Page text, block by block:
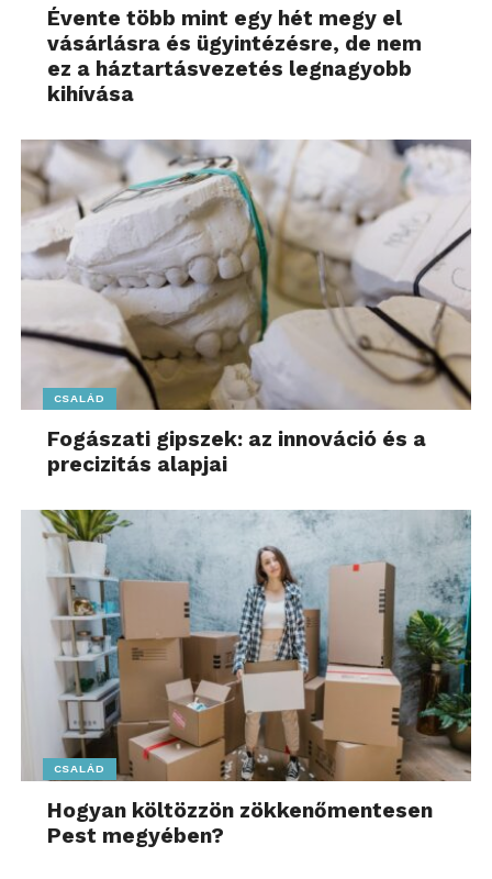
Évente több mint egy hét megy el
vásárlásra és ügyintézésre, de nem
ez a háztartásvezetés legnagyobb
kihívása
CSALÁD
Fogászati gipszek: az innováció és a
precizitás alapjai
CSALÁD
Hogyan költözzön zökkenőmentesen
Pest megyében?